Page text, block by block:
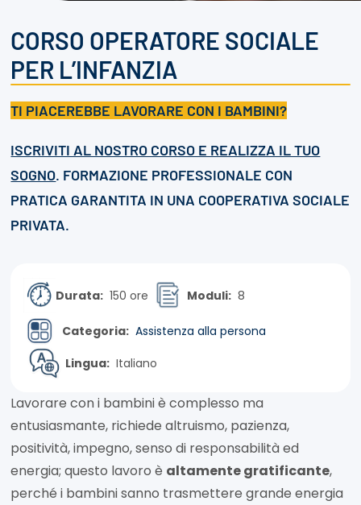
CORSO OPERATORE SOCIALE
PER L’INFANZIA
TI PIACEREBBE LAVORARE CON I BAMBINI?
ISCRIVITI AL NOSTRO CORSO E REALIZZA IL TUO
SOGNO. FORMAZIONE PROFESSIONALE CON
PRATICA GARANTITA IN UNA COOPERATIVA SOCIALE
PRIVATA.
Durata: 150 ore Moduli: 8
Categoria: Assistenza alla persona
Lingua: Italiano
Lavorare con i bambini è complesso ma
entusiasmante, richiede altruismo, pazienza,
positività, impegno, senso di responsabilità ed
energia; questo lavoro è altamente gratificante,
perché i bambini sanno trasmettere grande energia